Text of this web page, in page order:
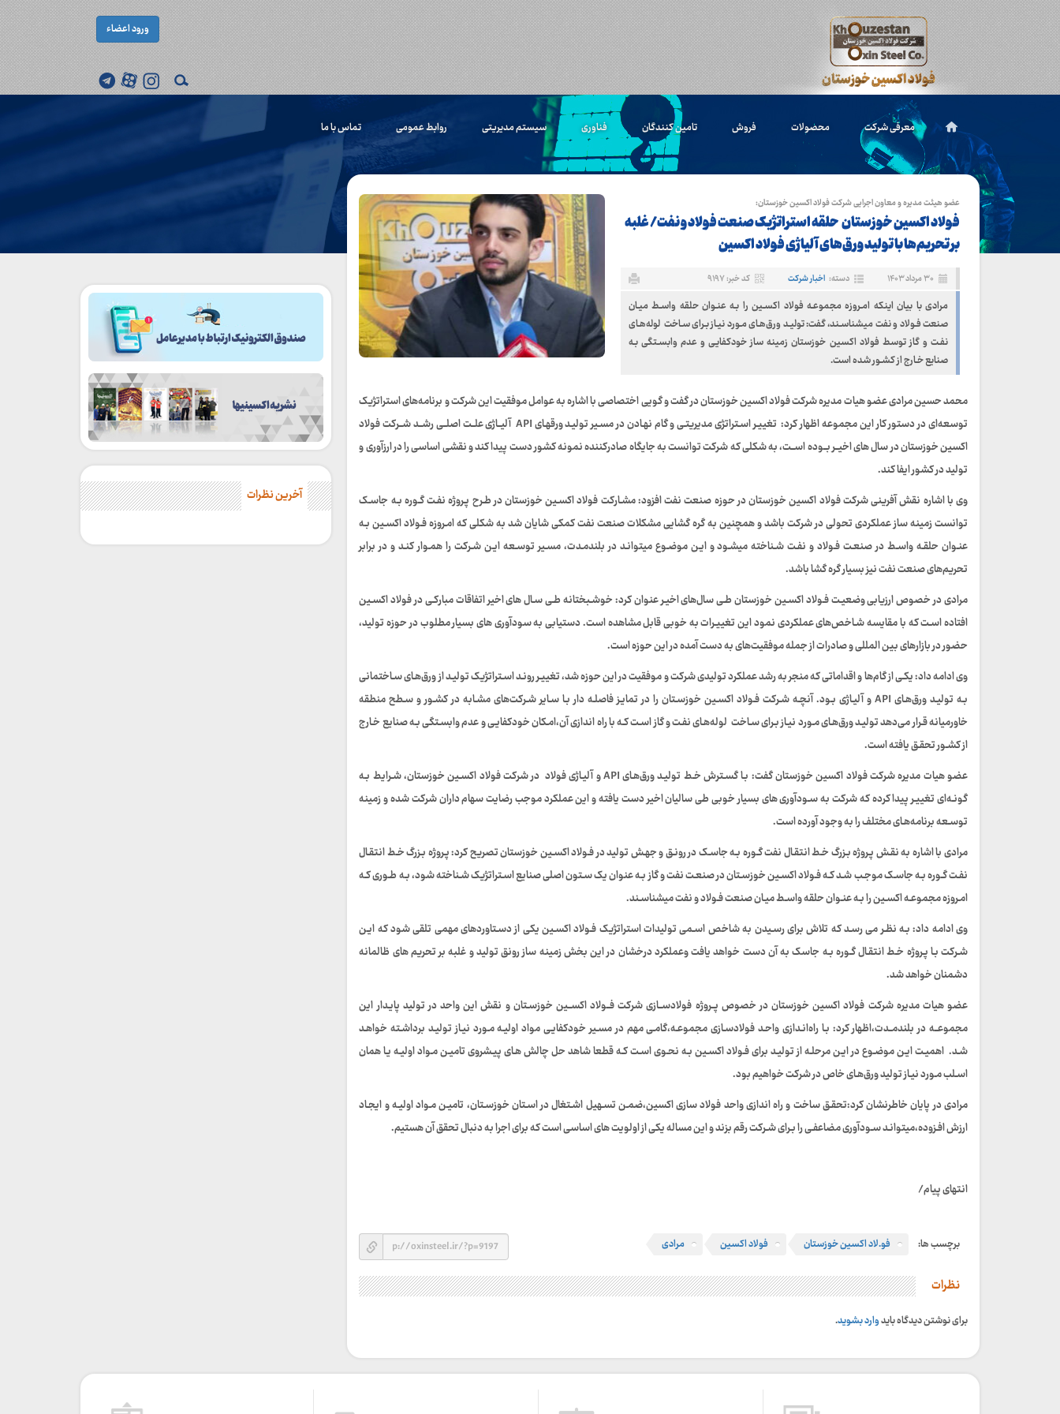
ورود اعضاء
معرفی شرکت محصولات فروش تامین کنندگان فناوری سیستم مدیریتی روابط عمومی تماس با ما
عضو هیئت مدیره و معاون اجرایی شرکت فولاد اکسین خوزستان:
فولاد اکسین خوزستان حلقه استراتژیک صنعت فولاد و نفت/ غلبه
بر تحریم‌ها با تولید ورق‌های آلیاژی فولاد اکسین
۳۰ مرداد ۱۴۰۳ دسته: اخبار شرکت کد خبر: ۹۱۹۷
مرادی با بیان اینکه امـروزه مجموعـه فولاد اکسـین را بـه عنـوان حلقه واسـط میـان
صنعت فـولاد و نفت میشناسـند، گفت: تولیـد ورق‌هـای مـورد نیـاز بـرای سـاخت لوله‌هـای
نفـت و گاز توسط فولاد اکسین خوزستان زمینه ساز خودکفایـی و عدم وابسـتگی بـه
صنایع خـارج از کشـور شده است.
محمد حسین مرادی عضو هیات مدیره شرکت فولاد اکسین خوزستان در گفت و گویی اختصاصی با اشاره به عوامل موفقیت‌ این شرکت و برنامه‌های استراتژیک
توسعه‌ای در دستور کار این مجموعه اظهار کرد: تغییـر اسـتراتژی مدیریتـی و گام نهـادن در مسـیر تولیـد ورقهـای API آلیــاژی علــت اصلــی رشــد شــرکت فولاد
اکسین خوزستان در سال های اخیــر بــوده اســت، به شکلی که شرکت توانست به جایگاه صادرکننده نمونه کشور دست پیدا کند و نقشی اساسی را در ارزآوری و
تولید در کشور ایفا کند.
وی با اشاره نقش آفرینی شرکت فولاد اکسین خوزستان در حوزه صنعت نفت افزود: مشـارکت فولاد اکسـین خوزستان در طـرح پـروژه نفـت گـوره بـه جاسـک
توانست زمینه ساز عملکردی تحولی در شرکت باشد و همچنین به گره گشایی مشکلات صنعت نفت کمکی شایان شد به شکلی که امـروزه فـولاد اکسـین بـه
عنـوان حلقـه واسـط در صنعـت فـولاد و نفـت شـناخته میشـود و ایـن موضـوع میتوانـد در بلندمـدت، مسـیر توسـعه ایـن شـرکت را همـوار کنـد و در برابر
تحریم‌های صنعت نفت نیز بسیار گره گشا باشد.
مرادی در خصوص ارزیابی وضعیـت فـولاد اکسـین خوزستان طـی سال‌های اخیـر عنوان کرد: خوشـبختانه طـی سـال های اخیر اتفاقات مبارکـی در فولاد اکسـین
افتاده اسـت که با مقایسه شـاخص‌های عملکردی نمود این تغییـرات به خوبی قابل مشاهده است. دستیابی به سودآوری های بسیار مطلوب در حوزه تولید،
حضور در بازارهای بین المللی و صادرات از جمله موفقیت‌های به دست آمده در این حوزه است.
وی ادامه داد: یکـی از گام‌ها و اقداماتی که منجر به رشد عملکرد تولیدی شرکت و موفقیت در این حوزه شد، تغییـر رونـد اسـتراتژیک تولیـد از ورق‌هـای سـاختمانی
بـه تولیـد ورق‌هـای API و آلیـاژی بـود. آنچـه شـرکت فـولاد اکسـین خوزسـتان را در تمایـز فاصلـه دار بـا سـایر شـرکت‌های مشـابه در کشـور و سـطح منطقه
خاورمیانه قـرار می‌دهد تولیـد ورق‌هـای مـورد نیـاز بـرای سـاخت لوله‌هـای نفـت و گاز اسـت کـه با راه اندازی آن،امـکان خودکفایـی و عدم وابسـتگی بـه صنایع خـارج
از کشـور تحقـق یافته است.
عضو هیات مدیره شرکت فولاد اکسین خوزستان گفت: بـا گسـترش خـط تولیـد ورق‌هـای API و آلیـاژی فولاد در شرکت فولاد اکسـین خوزستان، شـرایط بـه
گونـه‌ای تغییـر پیدا کرده که شرکت به سـودآوری های بسیار خوبی طی سالیان اخیر دست یافته و این عملکرد موجب رضایت سهام داران شرکت شده و زمینه
توسـعه برنامه‌هـای مختلف را به وجود آورده است.
مرادی با اشاره به نقـش پـروژه بـزرگ خـط انتقـال نفت گـوره بـه جاسـک در رونـق و جهـش تولید در فـولاد اکسـین خوزستان تصریح کرد: پـروژه بـزرگ خـط انتقـال
نفـت گـوره بـه جاسـک موجـب شـد کـه فـولاد اکسـین خوزسـتان در صنعـت نفت و گاز بـه عنوان یک سـتون اصلی صنایع اسـتراتژیک شـناخته شود، بـه طـوری کـه
امـروزه مجموعـه اکسـین را بـه عنـوان حلقه واسـط میـان صنعت فـولاد و نفت میشناسـند.
وی ادامه داد: بـه نظـر می رسـد که تلاش برای رسـیدن به شاخص اسـمی تولیدات استراتژیک فـولاد اکسـین یکی از دسـتاوردهای مهمی تلقی شود که ایـن
شـرکت بـا پـروژه خـط انتقـال گـوره بـه جاسک به آن دست خواهد یافت وعملکرد درخشان در این بخش زمینه ساز رونق تولید و غلبه بر تحریم های ظالمانه
دشمنان خواهد شد.
عضو هیات مدیره شرکت فولاد اکسین خوزستان در خصوص پــروژه فولادســازی شرکت فــولاد اکســین خوزسـتان و نقش این واحد در تولید پایـدار این
مجموعــه در بلندمــدت،اظهار کرد: بـا راه‌انـدازی واحـد فولادسـازی مجموعـه،گامـی مهم در مسـیر خودکفایـی مواد اولیـه مـورد نیـاز تولیـد برداشـته خواهـد
شـد. اهمیـت ایـن موضـوع در ایـن مرحلـه از تولیـد برای فـولاد اکسـین بـه نحـوی اسـت کـه قطعا شاهد حل چالش هـای پیـشروی تامیـن مـواد اولیـه یـا همان
اسـلب مـورد نیـاز تولید ورق‌هـای خاص در شرکت خواهیم بود.
مرادی در پایان خاطرنشان کرد:تحقـق ساخت و راه اندازی واحد فولاد سازی اکسین،ضمـن تسـهیل اشـتغال در اسـتان خوزسـتان، تامیـن مـواد اولیـه و ایجـاد
ارزش افـزوده،میتوانـد سـودآوری مضاعفـی را بـرای شـرکت رقم بزند و این مساله یکی از اولویت های اساسی است که برای اجرا به دنبال تحقق آن هستیم.
انتهای پیام/
برچسب ها: فو.لاد اکسین خوزستان فولاد اکسین مرادی
نظرات
برای نوشتن دیدگاه بایدوارد بشوید.
آخرین نظرات